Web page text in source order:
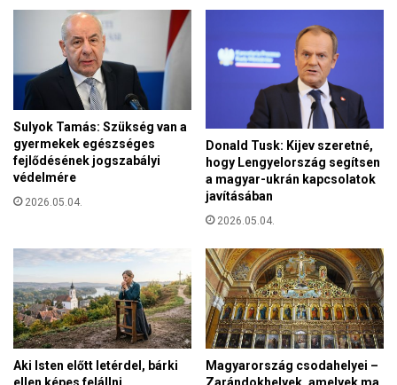
r
e
r
e
s
z
n
y
o
r
s
z
á
g
U
F
A
-
n
a
k
l
g
ü
k
v
a
Sulyok Tamás: Szükség van a
gyermekek egészséges
fejlődésének jogszabályi
védelmére
2026.05.04.
Donald Tusk: Kijev szeretné,
hogy Lengyelország segítsen
a magyar-ukrán kapcsolatok
javításában
2026.05.04.
Aki Isten előtt letérdel, bárki
Magyarország csodahelyei –